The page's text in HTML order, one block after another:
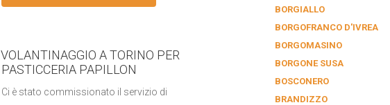
VOLANTINAGGIO A TORINO PER
PASTICCERIA PAPILLON
Ci è stato commissionato il servizio di
BORGIALLO
BORGOFRANCO D'IVREA
BORGOMASINO
BORGONE SUSA
BOSCONERO
BRANDIZZO